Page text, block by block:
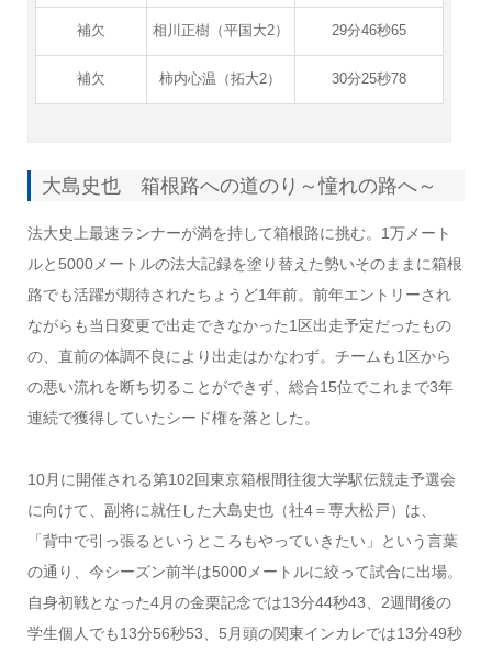
補欠 相川正樹（平国大2） 29分46秒65
補欠 柿内心温（拓大2） 30分25秒78
大島史也 箱根路への道のり～憧れの路へ～
法大史上最速ランナーが満を持して箱根路に挑む。1万メート
ルと5000メートルの法大記録を塗り替えた勢いそのままに箱根
路でも活躍が期待されたちょうど1年前。前年エントリーされ
ながらも当日変更で出走できなかった1区出走予定だったもの
の、直前の体調不良により出走はかなわず。チームも1区から
の悪い流れを断ち切ることができず、総合15位でこれまで3年
連続で獲得していたシード権を落とした。
10月に開催される第102回東京箱根間往復大学駅伝競走予選会
に向けて、副将に就任した大島史也（社4＝専大松戸）は、
「背中で引っ張るというところもやっていきたい」という言葉
の通り、今シーズン前半は5000メートルに絞って試合に出場。
自身初戦となった4月の金栗記念では13分44秒43、2週間後の
学生個人でも13分56秒53、5月頭の関東インカレでは13分49秒